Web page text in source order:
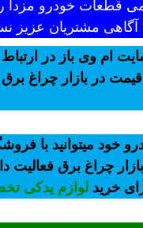
قطعات خودرو
مشتریان عزیز
ام وی باز در ارتباط
در بازار چراغ
خود میتوانید با
چراغ برق فعالیت
خرید لوازم یدکی